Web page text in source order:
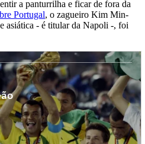
a panturrilha e ficar de fora da
Portugal, o zagueiro Kim Min-
asiática - é titular da Napoli -, foi